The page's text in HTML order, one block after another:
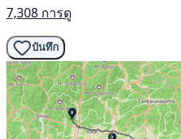
7,308 การดู
บันทึก